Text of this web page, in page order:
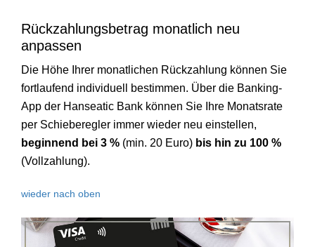
Rückzahlungsbetrag monatlich neu
anpassen
Die Höhe Ihrer monatlichen Rückzahlung können Sie
fortlaufend individuell bestimmen. Über die Banking-
App der Hanseatic Bank können Sie Ihre Monatsrate
per Schieberegler immer wieder neu einstellen,
beginnend bei 3 % (min. 20 Euro) bis hin zu 100 %
(Vollzahlung).
wieder nach oben